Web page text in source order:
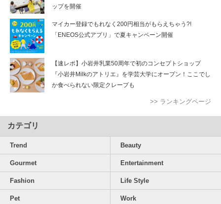
ップを開催
マイカー登録でもれなく200円相当がもらえちゃう?!
「ENEOS公式アプリ」で夏キャンペーン開催
【速レポ】小岩井乳業50周年で初のコンセプトショップ
『小岩井Milkのアトリエ』を学芸大学にオープン！ここでし
か食べられない限定クレープも
>> ランキングページ
カテゴリ
Trend Beauty
Gourmet Entertainment
Fashion Life Style
Pet Work